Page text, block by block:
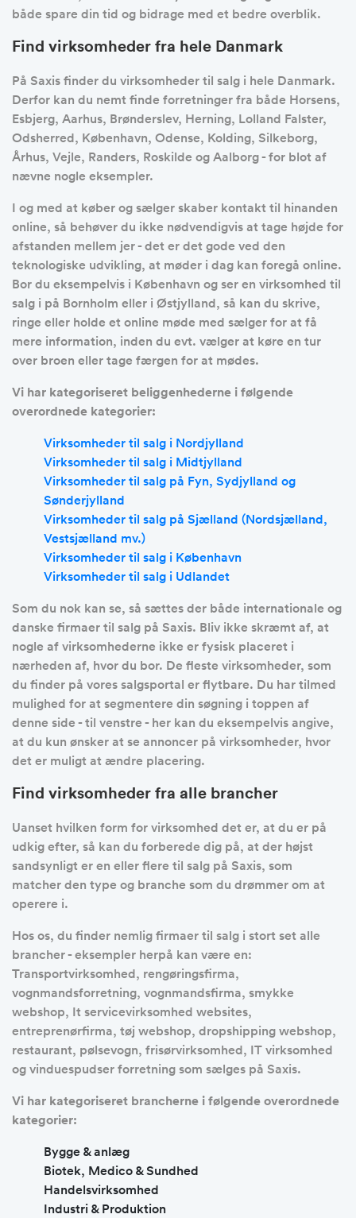
både spare din tid og bidrage med et bedre overblik.
Find virksomheder fra hele Danmark
På Saxis finder du virksomheder til salg i hele Danmark.
Derfor kan du nemt finde forretninger fra både Horsens,
Esbjerg, Aarhus, Brønderslev, Herning, Lolland Falster,
Odsherred, København, Odense, Kolding, Silkeborg,
Århus, Vejle, Randers, Roskilde og Aalborg - for blot af
nævne nogle eksempler.
I og med at køber og sælger skaber kontakt til hinanden
online, så behøver du ikke nødvendigvis at tage højde for
afstanden mellem jer - det er det gode ved den
teknologiske udvikling, at møder i dag kan foregå online.
Bor du eksempelvis i København og ser en virksomhed til
salg i på Bornholm eller i Østjylland, så kan du skrive,
ringe eller holde et online møde med sælger for at få
mere information, inden du evt. vælger at køre en tur
over broen eller tage færgen for at mødes.
Vi har kategoriseret beliggenhederne i følgende
overordnede kategorier:
Virksomheder til salg i Nordjylland
Virksomheder til salg i Midtjylland
Virksomheder til salg på Fyn, Sydjylland og
Sønderjylland
Virksomheder til salg på Sjælland (Nordsjælland,
Vestsjælland mv.)
Virksomheder til salg i København
Virksomheder til salg i Udlandet
Som du nok kan se, så sættes der både internationale og
danske firmaer til salg på Saxis. Bliv ikke skræmt af, at
nogle af virksomhederne ikke er fysisk placeret i
nærheden af, hvor du bor. De fleste virksomheder, som
du finder på vores salgsportal er flytbare. Du har tilmed
mulighed for at segmentere din søgning i toppen af
denne side - til venstre - her kan du eksempelvis angive,
at du kun ønsker at se annoncer på virksomheder, hvor
det er muligt at ændre placering.
Find virksomheder fra alle brancher
Uanset hvilken form for virksomhed det er, at du er på
udkig efter, så kan du forberede dig på, at der højst
sandsynligt er en eller flere til salg på Saxis, som
matcher den type og branche som du drømmer om at
operere i.
Hos os, du finder nemlig firmaer til salg i stort set alle
brancher - eksempler herpå kan være en:
Transportvirksomhed, rengøringsfirma,
vognmandsforretning, vognmandsfirma, smykke
webshop, It servicevirksomhed websites,
entreprenørfirma, tøj webshop, dropshipping webshop,
restaurant, pølsevogn, frisørvirksomhed, IT virksomhed
og vinduespudser forretning som sælges på Saxis.
Vi har kategoriseret brancherne i følgende overordnede
kategorier:
Bygge & anlæg
Biotek, Medico & Sundhed
Handelsvirksomhed
Industri & Produktion